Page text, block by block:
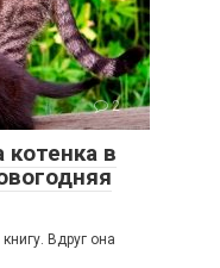
2
котенка в
Вдруг она